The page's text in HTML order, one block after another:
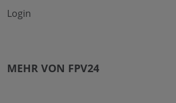
Login
MEHR VON FPV24